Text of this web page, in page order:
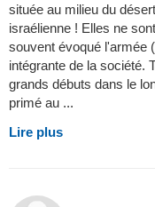
située au milieu du
israélienne ! Elles ne
souvent évoqué l'armée
intégrante de la société.
grands débuts dans le
primé au ...
Lire plus